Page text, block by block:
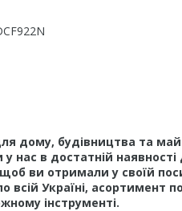
дому, будівництва та
нас в достатній
ви отримали у своїй
всій Україні, асортимент
інструменті.